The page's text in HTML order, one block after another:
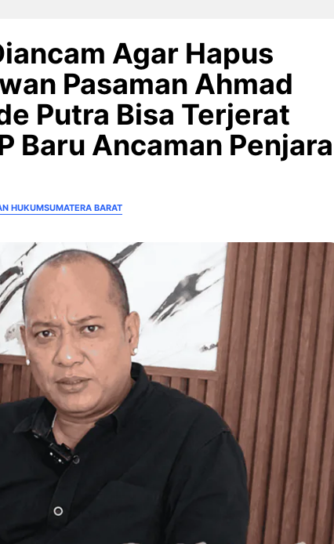
Agar Hapus
Pasaman Ahmad
Putra Bisa Terjerat
Baru Ancaman Penjara
HUKUMSUMATERA BARAT